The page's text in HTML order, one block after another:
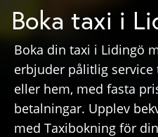
Boka taxi i
Boka din taxi i Lidingö
erbjuder pålitlig
eller hem, med fasta
betalningar. Upplev
med Taxibokning för